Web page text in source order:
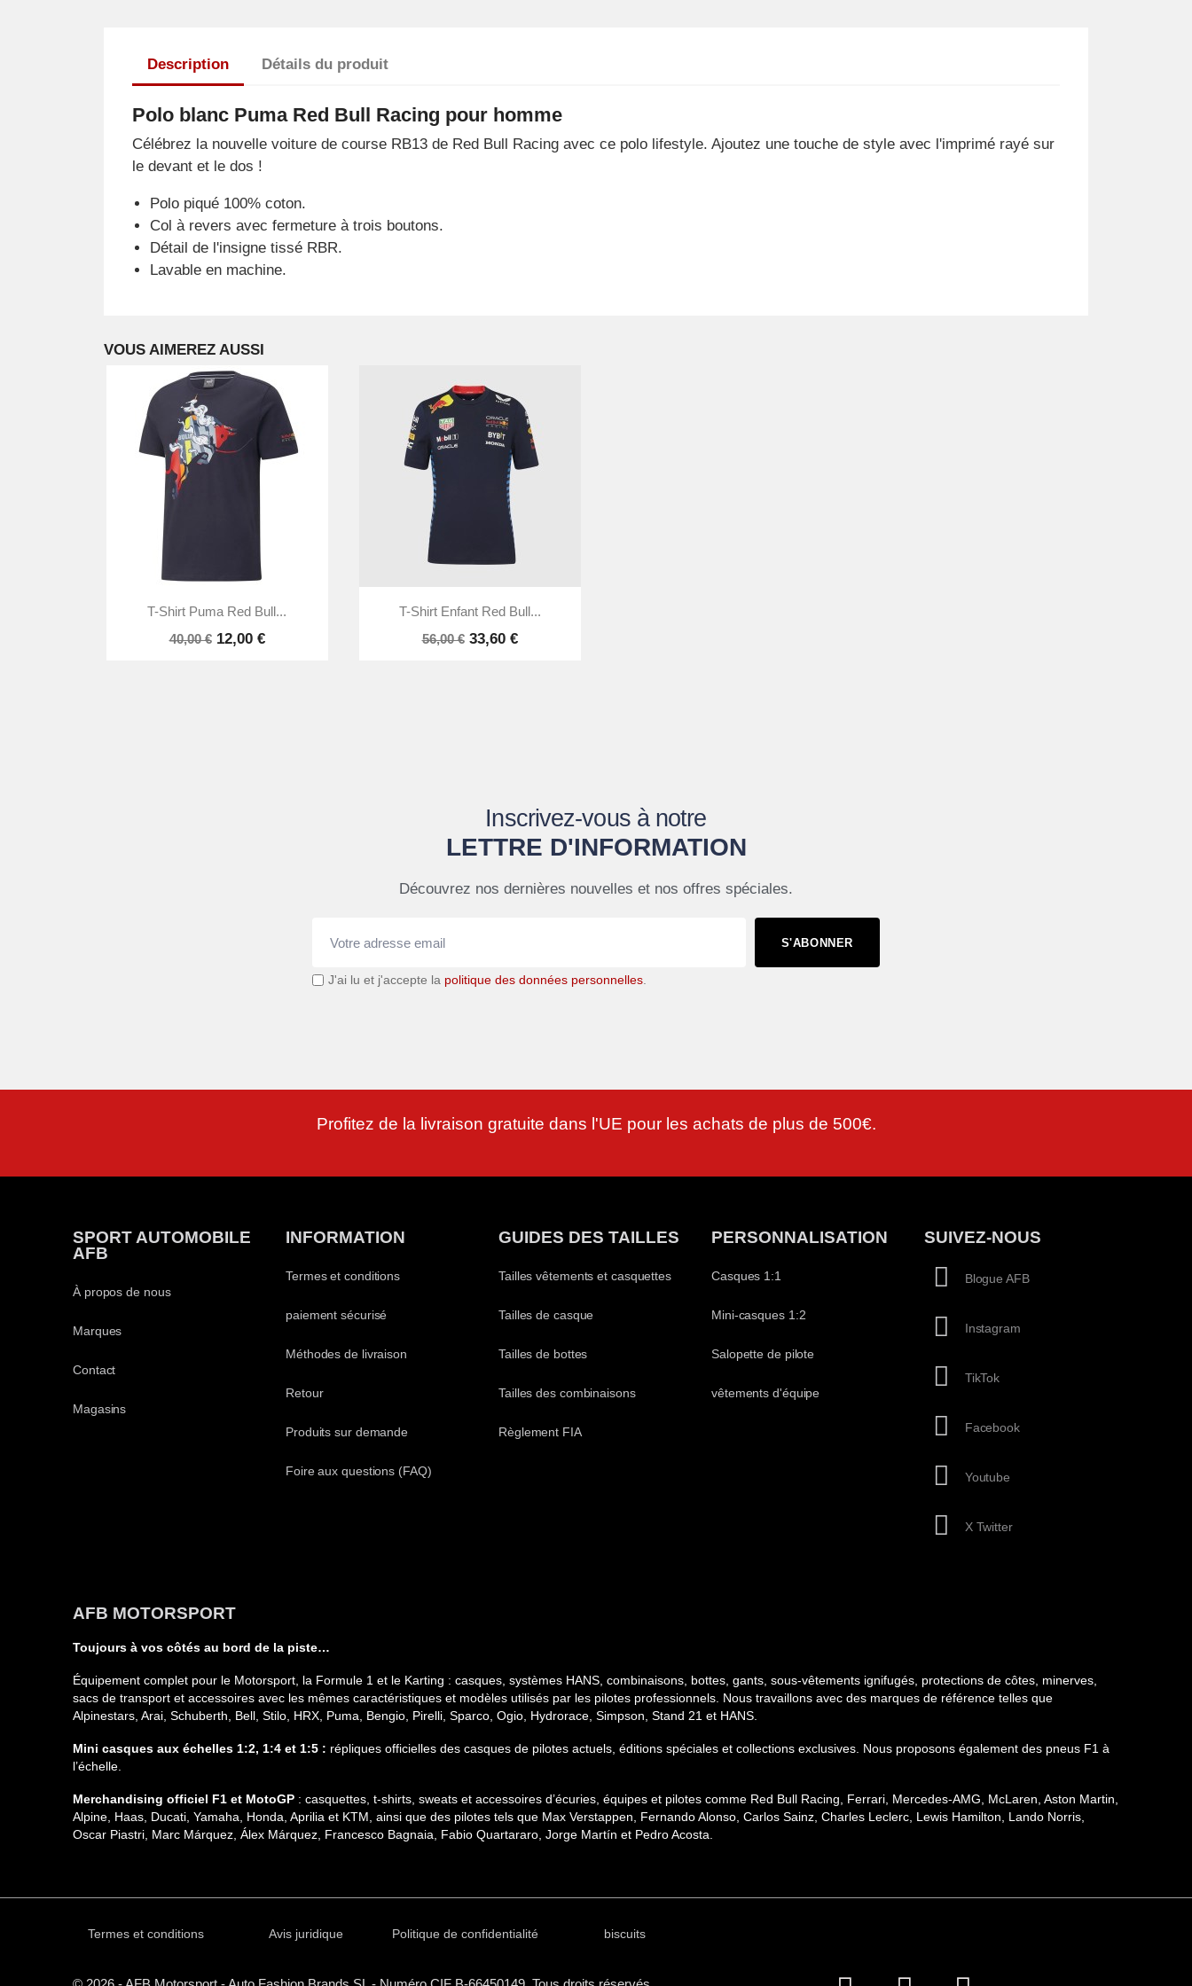
Description Détails du produit
Polo blanc Puma Red Bull Racing pour homme
Célébrez la nouvelle voiture de course RB13 de Red Bull Racing avec ce polo lifestyle. Ajoutez une touche de style avec l'imprimé rayé sur
le devant et le dos !
Polo piqué 100% coton.
Col à revers avec fermeture à trois boutons.
Détail de l'insigne tissé RBR.
Lavable en machine.
VOUS AIMEREZ AUSSI
Aperçu rapide
T-Shirt Puma Red Bull...
40,00 € 12,00 €
Aperçu rapide
T-Shirt Enfant Red Bull...
56,00 € 33,60 €
Inscrivez-vous à notre
LETTRE D'INFORMATION
Découvrez nos dernières nouvelles et nos offres spéciales.
S'ABONNER
J'ai lu et j'accepte la politique des données personnelles
Profitez de la livraison gratuite dans l'UE pour les achats de plus de 500€.
SPORT AUTOMOBILE
AFB
À propos de nous
Marques
Contact
Magasins
INFORMATION
Termes et conditions
paiement sécurisé
Méthodes de livraison
Retour
Produits sur demande
Foire aux questions (FAQ)
GUIDES DES TAILLES
Tailles vêtements et casquettes
Tailles de casque
Tailles de bottes
Tailles des combinaisons
Règlement FIA
PERSONNALISATION
Casques 1:1
Mini-casques 1:2
Salopette de pilote
vêtements d'équipe
SUIVEZ-NOUS
Blogue AFB
Instagram
TikTok
Facebook
Youtube
X Twitter
AFB MOTORSPORT
Toujours à vos côtés au bord de la piste…
Équipement complet pour le Motorsport, la Formule 1 et le Karting : casques, systèmes HANS, combinaisons, bottes, gants, sous-vêtements ignifugés, protections de côtes, minerves,
sacs de transport et accessoires avec les mêmes caractéristiques et modèles utilisés par les pilotes professionnels. Nous travaillons avec des marques de référence telles que
Alpinestars, Arai, Schuberth, Bell, Stilo, HRX, Puma, Bengio, Pirelli, Sparco, Ogio, Hydrorace, Simpson, Stand 21 et HANS.
Mini casques aux échelles 1:2, 1:4 et 1:5 : répliques officielles des casques de pilotes actuels, éditions spéciales et collections exclusives. Nous proposons également des pneus F1 à
l’échelle.
Merchandising officiel F1 et MotoGP : casquettes, t-shirts, sweats et accessoires d’écuries, équipes et pilotes comme Red Bull Racing, Ferrari, Mercedes-AMG, McLaren, Aston Martin,
Alpine, Haas, Ducati, Yamaha, Honda, Aprilia et KTM, ainsi que des pilotes tels que Max Verstappen, Fernando Alonso, Carlos Sainz, Charles Leclerc, Lewis Hamilton, Lando Norris,
Oscar Piastri, Marc Márquez, Álex Márquez, Francesco Bagnaia, Fabio Quartararo, Jorge Martín et Pedro Acosta.
Termes et conditions Avis juridique Politique de confidentialité biscuits